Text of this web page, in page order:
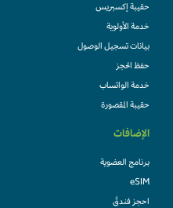
حقيبة إكسبريس
خدمة الأولوية
بيانات تسجيل الوصول
حفظ الحجز
خدمة الواتساب
حقيبة المقصورة
الإضافات
برنامج العضوية
eSIM
احجز فندقً